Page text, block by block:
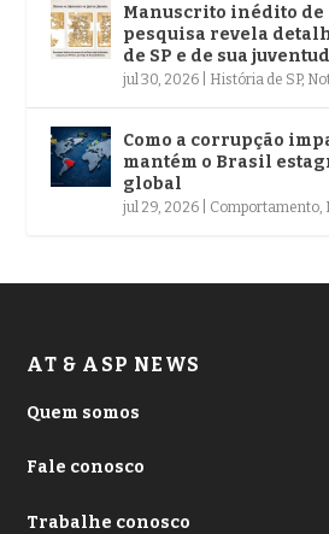
Manuscrito inédito de
pesquisa revela
de SP e de sua
jul 30, 2026 História de SP,
Como a corrupção
mantém o Brasil
global
jul 29, 2026 Comportamento
AT & ASP NEWS
Quem somos
Fale conosco
Trabalhe conosco